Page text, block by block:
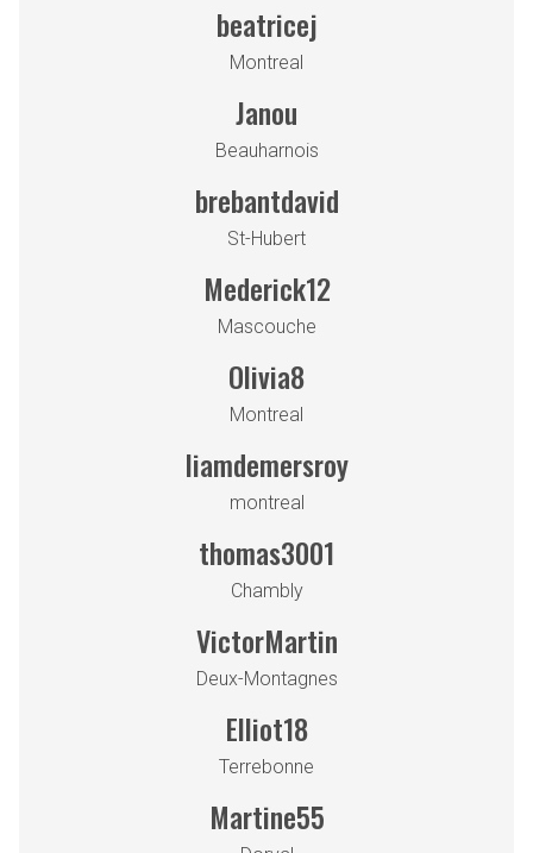
beatricej
Montreal
Janou
Beauharnois
brebantdavid
St-Hubert
Mederick12
Mascouche
Olivia8
Montreal
liamdemersroy
montreal
thomas3001
Chambly
VictorMartin
Deux-Montagnes
Elliot18
Terrebonne
Martine55